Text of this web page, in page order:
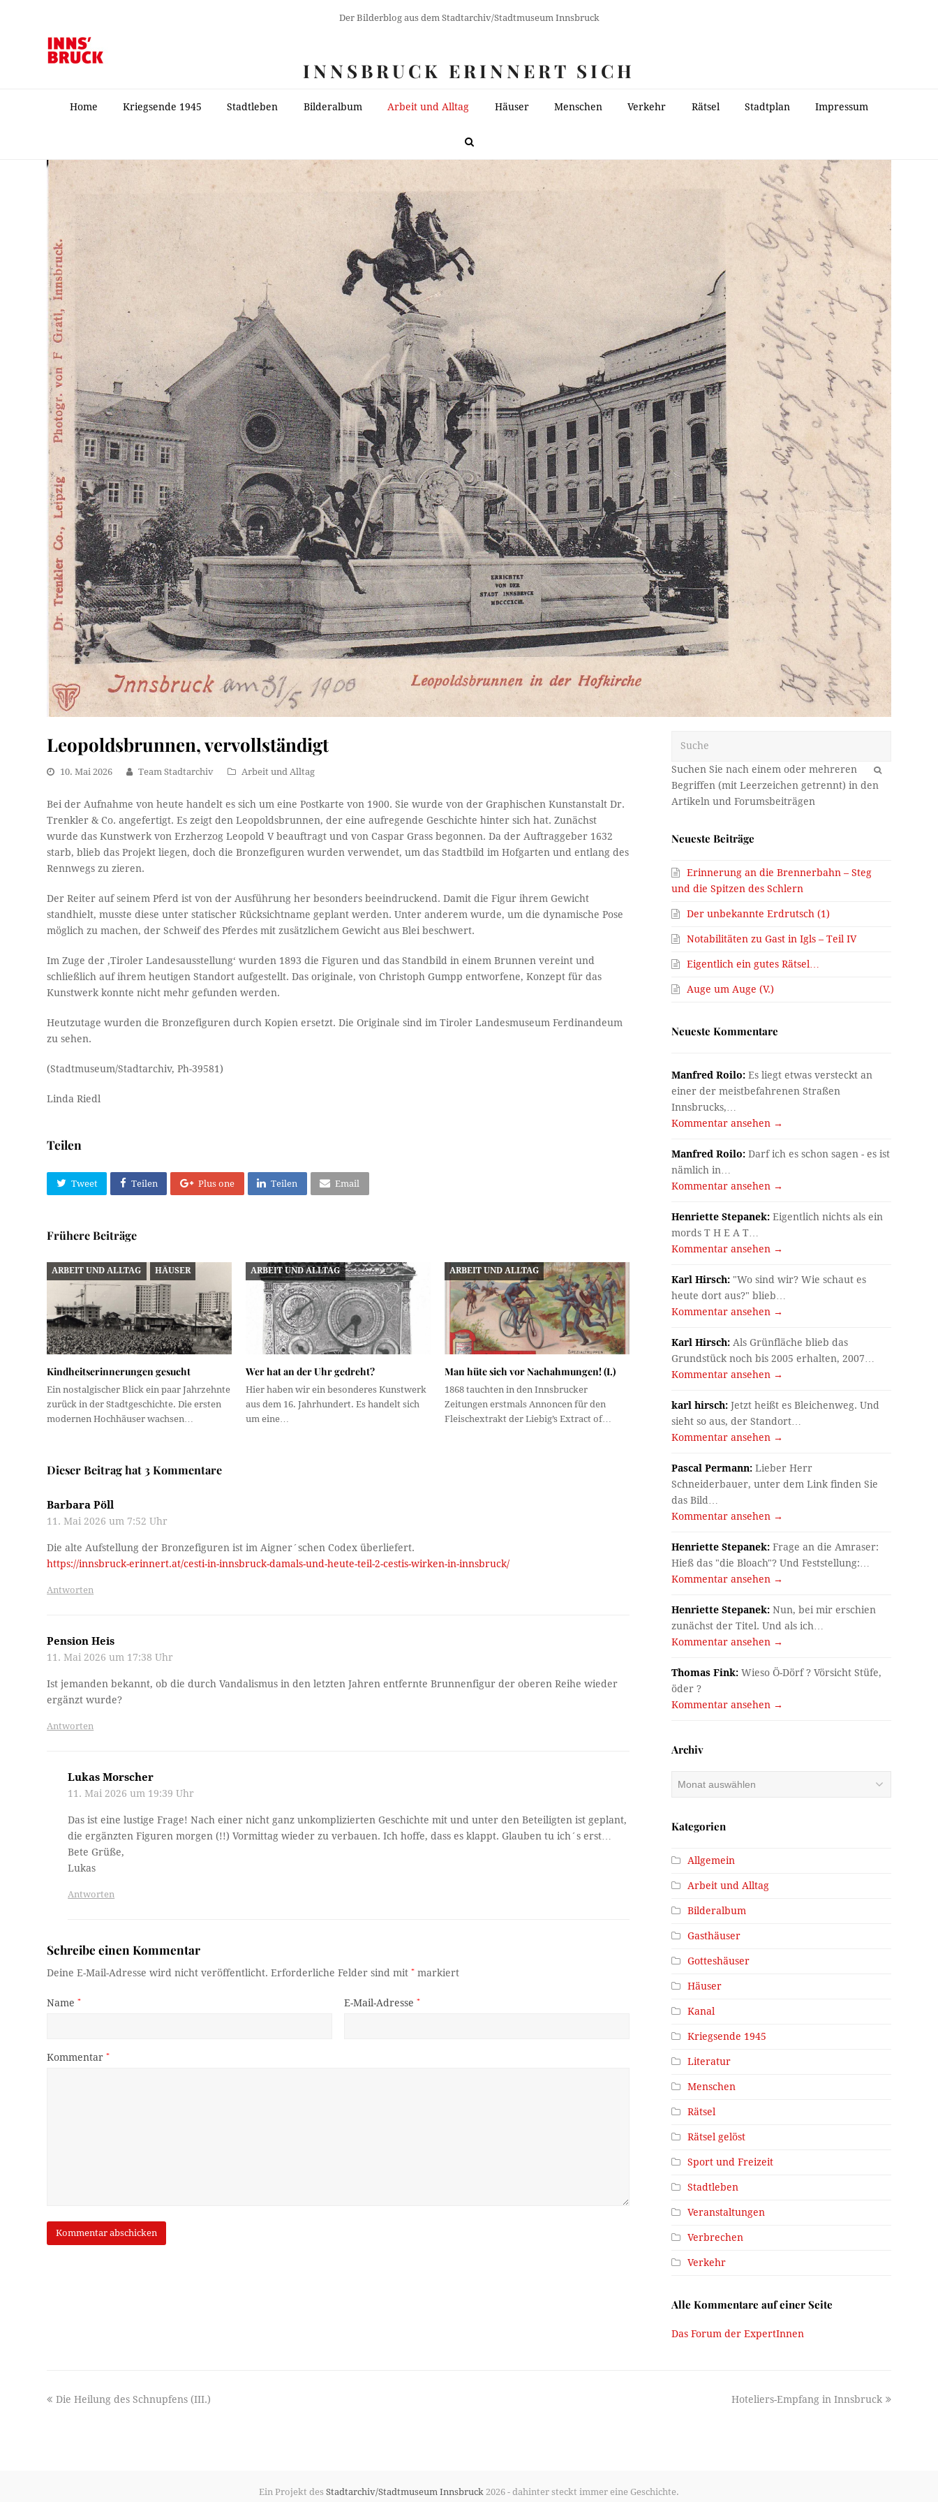
Der Bilderblog aus dem Stadtarchiv/Stadtmuseum Innsbruck
INNSBRUCK ERINNERT SICH
Home Kriegsende 1945 Stadtleben Bilderalbum Arbeit und Alltag Häuser Menschen Verkehr Rätsel Stadtplan Impressum
Leopoldsbrunnen, vervollständigt
10. Mai 2026 Team Stadtarchiv Arbeit und Alltag
Bei der Aufnahme von heute handelt es sich um eine Postkarte von 1900. Sie wurde von der Graphischen Kunstanstalt Dr.
Trenkler & Co. angefertigt. Es zeigt den Leopoldsbrunnen, der eine aufregende Geschichte hinter sich hat. Zunächst
wurde das Kunstwerk von Erzherzog Leopold V beauftragt und von Caspar Grass begonnen. Da der Auftraggeber 1632
starb, blieb das Projekt liegen, doch die Bronzefiguren wurden verwendet, um das Stadtbild im Hofgarten und entlang des
Rennwegs zu zieren.
Der Reiter auf seinem Pferd ist von der Ausführung her besonders beeindruckend. Damit die Figur ihrem Gewicht
standhielt, musste diese unter statischer Rücksichtname geplant werden. Unter anderem wurde, um die dynamische Pose
möglich zu machen, der Schweif des Pferdes mit zusätzlichem Gewicht aus Blei beschwert.
Im Zuge der ‚Tiroler Landesausstellung‘ wurden 1893 die Figuren und das Standbild in einem Brunnen vereint und
schließlich auf ihrem heutigen Standort aufgestellt. Das originale, von Christoph Gumpp entworfene, Konzept für das
Kunstwerk konnte nicht mehr gefunden werden.
Heutzutage wurden die Bronzefiguren durch Kopien ersetzt. Die Originale sind im Tiroler Landesmuseum Ferdinandeum
zu sehen.
(Stadtmuseum/Stadtarchiv, Ph-39581)
Linda Riedl
Teilen
Tweet Teilen Plus one Teilen Email
Frühere Beiträge
ARBEIT UND ALLTAG HÄUSER
Kindheitserinnerungen gesucht
Ein nostalgischer Blick ein paar Jahrzehnte
zurück in der Stadtgeschichte. Die ersten
modernen Hochhäuser wachsen…
ARBEIT UND ALLTAG
Wer hat an der Uhr gedreht?
Hier haben wir ein besonderes Kunstwerk
aus dem 16. Jahrhundert. Es handelt sich
um eine…
ARBEIT UND ALLTAG
Man hüte sich vor Nachahmungen! (I.)
1868 tauchten in den Innsbrucker
Zeitungen erstmals Annoncen für den
Fleischextrakt der Liebig’s Extract of…
Dieser Beitrag hat 3 Kommentare
Barbara Pöll
11. Mai 2026 um 7:52 Uhr
Die alte Aufstellung der Bronzefiguren ist im Aigner´schen Codex überliefert.
https://innsbruck-erinnert.at/cesti-in-innsbruck-damals-und-heute-teil-2-cestis-wirken-in-innsbruck/
Antworten
Pension Heis
11. Mai 2026 um 17:38 Uhr
Ist jemanden bekannt, ob die durch Vandalismus in den letzten Jahren entfernte Brunnenfigur der oberen Reihe wieder
ergänzt wurde?
Antworten
Lukas Morscher
11. Mai 2026 um 19:39 Uhr
Das ist eine lustige Frage! Nach einer nicht ganz unkomplizierten Geschichte mit und unter den Beteiligten ist geplant,
die ergänzten Figuren morgen (!!) Vormittag wieder zu verbauen. Ich hoffe, dass es klappt. Glauben tu ich´s erst…
Bete Grüße,
Lukas
Antworten
Schreibe einen Kommentar
Deine E-Mail-Adresse wird nicht veröffentlicht. Erforderliche Felder sind mit* markiert
Name* E-Mail-Adresse *
Kommentar*
OK
Neueste Beiträge
Erinnerung an die Brennerbahn – Steg
und die Spitzen des Schlern
Der unbekannte Erdrutsch (1)
Notabilitäten zu Gast in Igls – Teil IV
Eigentlich ein gutes Rätsel…
Auge um Auge (V.)
Neueste Kommentare
Manfred Roilo: Es liegt etwas versteckt an
einer der meistbefahrenen Straßen
Innsbrucks,…
Kommentar ansehen →
Manfred Roilo: Darf ich es schon sagen - es ist
nämlich in…
Kommentar ansehen →
Henriette Stepanek: Eigentlich nichts als ein
mords T H E A T…
Kommentar ansehen →
Karl Hirsch: "Wo sind wir? Wie schaut es
heute dort aus?" blieb…
Kommentar ansehen →
Karl Hirsch: Als Grünfläche blieb das
Grundstück noch bis 2005 erhalten, 2007…
Kommentar ansehen →
karl hirsch: Jetzt heißt es Bleichenweg. Und
sieht so aus, der Standort…
Kommentar ansehen →
Pascal Permann: Lieber Herr
Schneiderbauer, unter dem Link finden Sie
das Bild…
Kommentar ansehen →
Henriette Stepanek: Frage an die Amraser:
Hieß das "die Bloach"? Und Feststellung:…
Kommentar ansehen →
Henriette Stepanek: Nun, bei mir erschien
zunächst der Titel. Und als ich…
Kommentar ansehen →
Thomas Fink: Wieso Ö-Dörf ? Vörsicht Stüfe,
öder ?
Kommentar ansehen →
Archiv
Kategorien
Allgemein
Arbeit und Alltag
Bilderalbum
Gasthäuser
Gotteshäuser
Häuser
Kanal
Kriegsende 1945
Literatur
Menschen
Rätsel
Rätsel gelöst
Sport und Freizeit
Stadtleben
Veranstaltungen
Verbrechen
Verkehr
Alle Kommentare auf einer Seite
Das Forum der ExpertInnen
previous
Die Heilung des Schnupfens (III.)
next
Hoteliers-Empfang in Innsbruck
Ein Projekt des Stadtarchiv/Stadtmuseum Innsbruck 2026 - dahinter steckt immer eine Geschichte.